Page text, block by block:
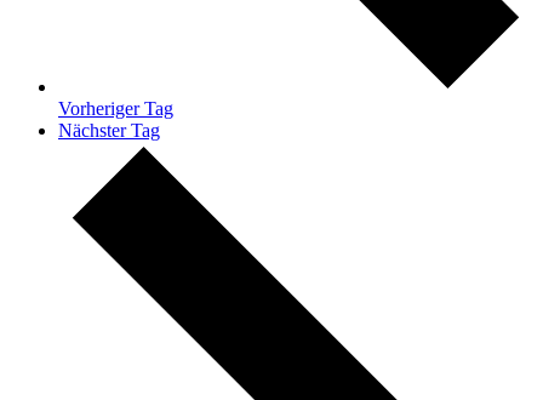
Vorheriger Tag
Nächster Tag